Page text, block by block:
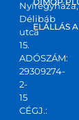
Nyíregyháza,
Délibáb
utca
15.
ADÓSZÁM:
29309274-
2-
15
CÉGJ.:
ELÁLLÁS